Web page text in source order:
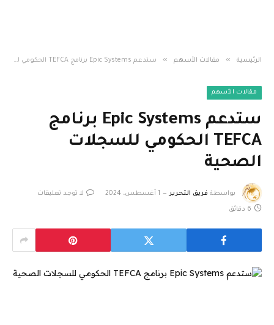
الرئيسية » مقالات الأسهم » ستدعم Epic Systems برنامج TEFCA الحكومي للسجلات الصحية
مقالات الأسهم
ستدعم Epic Systems برنامج
TEFCA الحكومي للسجلات
الصحية
بواسطة فريق التحرير 1 أغسطس، 2024 لا توجد تعليقات
6 دقائق